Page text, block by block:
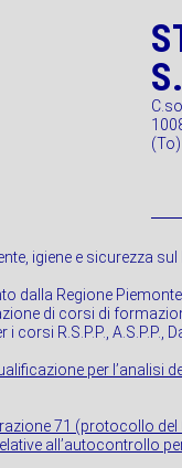
(To)
igiene e sicurezza
dalla Regione
di corsi di
corsi R.S.P.P.,
per l’analisi
71 (protocollo
all’autocontrollo